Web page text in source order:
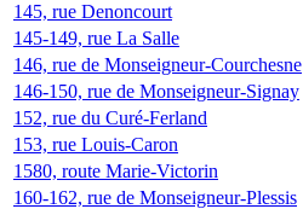
145, rue Denoncourt
145-149, rue La Salle
146, rue de Monseigneur-Courchesne
146-150, rue de Monseigneur-Signay
152, rue du Curé-Ferland
153, rue Louis-Caron
1580, route Marie-Victorin
160-162, rue de Monseigneur-Plessis